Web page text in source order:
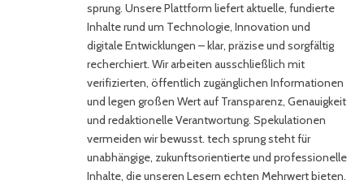
sprung. Unsere Plattform liefert aktuelle, fundierte
Inhalte rund um Technologie, Innovation und
digitale Entwicklungen – klar, präzise und sorgfältig
recherchiert. Wir arbeiten ausschließlich mit
verifizierten, öffentlich zugänglichen Informationen
und legen großen Wert auf Transparenz, Genauigkeit
und redaktionelle Verantwortung. Spekulationen
vermeiden wir bewusst. tech sprung steht für
unabhängige, zukunftsorientierte und professionelle
Inhalte, die unseren Lesern echten Mehrwert bieten.